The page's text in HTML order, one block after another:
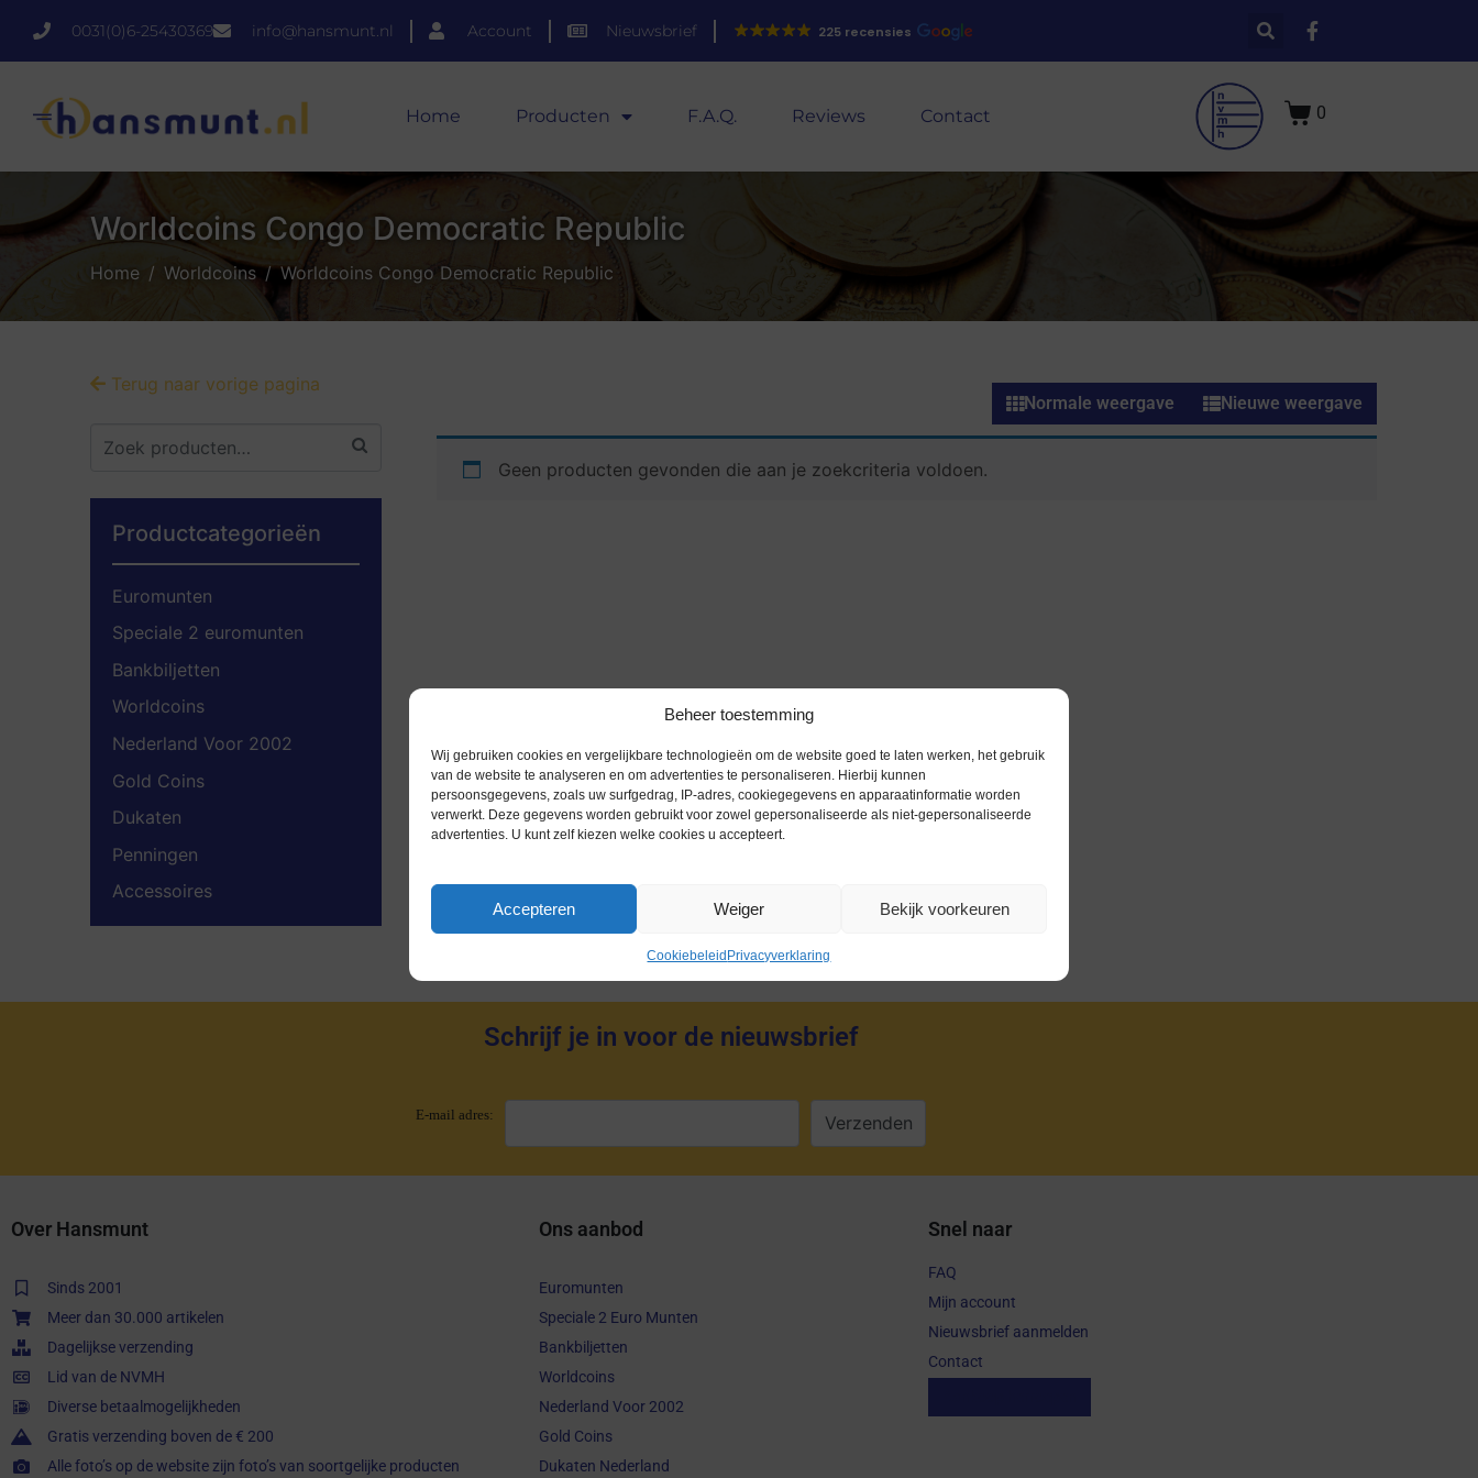
Beheer toestemming
Wij gebruiken cookies en vergelijkbare technologieën om de website goed te laten werken, het gebruik
van de website te analyseren en om advertenties te personaliseren. Hierbij kunnen
persoonsgegevens, zoals uw surfgedrag, IP-adres, cookiegegevens en apparaatinformatie worden
verwerkt. Deze gegevens worden gebruikt voor zowel gepersonaliseerde als niet-gepersonaliseerde
advertenties. U kunt zelf kiezen welke cookies u accepteert.
Accepteren Weiger Bekijk voorkeuren
Cookiebeleid Privacyverklaring
0031(0)6-25430369 info@hansmunt.nl Account Nieuwsbrief 225 recensies
Home Producten F.A.Q. Reviews Contact 0
Worldcoins Congo Democratic Republic
Home Worldcoins Worldcoins Congo Democratic Republic
Normale weergave Nieuwe weergave
Geen producten gevonden die aan je zoekcriteria voldoen.
Terug naar vorige pagina
Productcategorieën
Euromunten
Speciale 2 euromunten
Bankbiljetten
Worldcoins
Nederland Voor 2002
Gold Coins
Dukaten
Penningen
Accessoires
Schrijf je in voor de nieuwsbrief
E-mail adres:
Over Hansmunt
Sinds 2001
Meer dan 30.000 artikelen
Dagelijkse verzending
Lid van de NVMH
Diverse betaalmogelijkheden
Gratis verzending boven de € 200
Alle foto’s op de website zijn foto’s van soortgelijke producten
Ons aanbod
Euromunten
Speciale 2 Euro Munten
Bankbiljetten
Worldcoins
Nederland Voor 2002
Gold Coins
Dukaten Nederland
Snel naar
FAQ
Mijn account
Nieuwsbrief aanmelden
Contact